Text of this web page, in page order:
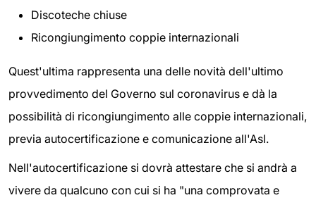
Discoteche chiuse
Ricongiungimento coppie internazionali
Quest'ultima rappresenta una delle novità dell'ultimo
provvedimento del Governo sul coronavirus e dà la
possibilità di ricongiungimento alle coppie internazionali,
previa autocertificazione e comunicazione all'Asl.
Nell'autocertificazione si dovrà attestare che si andrà a
vivere da qualcuno con cui si ha "una comprovata e